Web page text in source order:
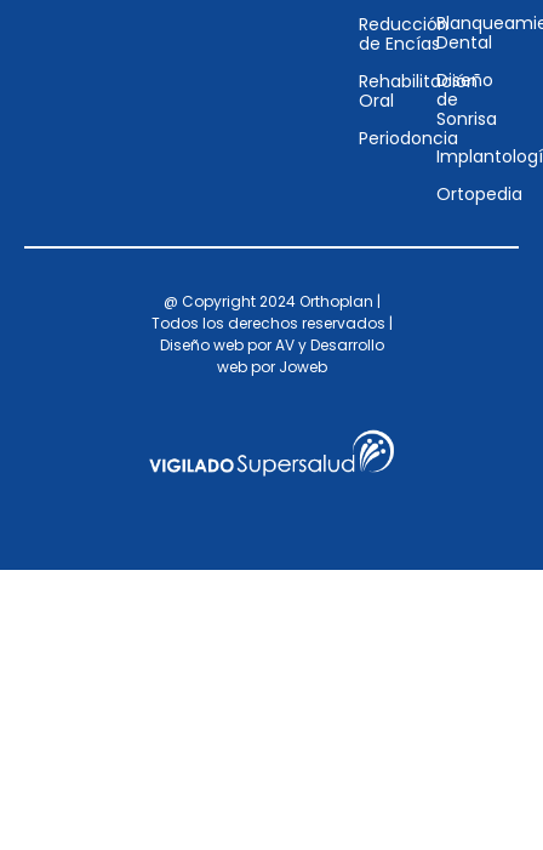
Reducción
de Encías
Rehabilitación
Oral
Periodoncia
Dental
Diseño
de
Sonrisa
Ortopedia
@ Copyright 2024 Orthoplan |
Todos los derechos reservados |
Diseño web por AVyDesarrollo
web por Joweb